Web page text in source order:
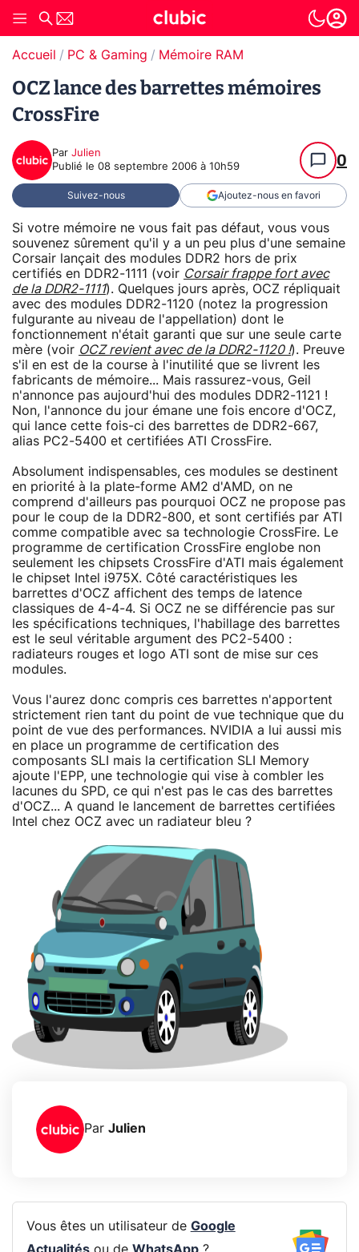
Accueil PC & Gaming Mémoire RAM
OCZ lance des barrettes mémoires
CrossFire
Par Julien
Publié le 08 septembre 2006 à 10h59 0
Suivez-nous Ajoutez-nous en favori
Si votre mémoire ne vous fait pas défaut, vous vous
souvenez sûrement qu'il y a un peu plus d'une semaine
Corsair lançait des modules DDR2 hors de prix
certifiés en DDR2-1111 (voir Corsair frappe fort avec
de la DDR2-1111). Quelques jours après, OCZ répliquait
avec des modules DDR2-1120 (notez la progression
fulgurante au niveau de l'appellation) dont le
fonctionnement n'était garanti que sur une seule carte
mère (voir OCZ revient avec de la DDR2-1120 !). Preuve
s'il en est de la course à l'inutilité que se livrent les
fabricants de mémoire... Mais rassurez-vous, Geil
n'annonce pas aujourd'hui des modules DDR2-1121 !
Non, l'annonce du jour émane une fois encore d'OCZ,
qui lance cette fois-ci des barrettes de DDR2-667,
alias PC2-5400 et certifiées ATI CrossFire.
Absolument indispensables, ces modules se destinent
en priorité à la plate-forme AM2 d'AMD, on ne
comprend d'ailleurs pas pourquoi OCZ ne propose pas
pour le coup de la DDR2-800, et sont certifiés par ATI
comme compatible avec sa technologie CrossFire. Le
programme de certification CrossFire englobe non
seulement les chipsets CrossFire d'ATI mais également
le chipset Intel i975X. Côté caractéristiques les
barrettes d'OCZ affichent des temps de latence
classiques de 4-4-4. Si OCZ ne se différencie pas sur
les spécifications techniques, l'habillage des barrettes
est le seul véritable argument des PC2-5400 :
radiateurs rouges et logo ATI sont de mise sur ces
modules.
Vous l'aurez donc compris ces barrettes n'apportent
strictement rien tant du point de vue technique que du
point de vue des performances. NVIDIA a lui aussi mis
en place un programme de certification des
composants SLI mais la certification SLI Memory
ajoute l'EPP, une technologie qui vise à combler les
lacunes du SPD, ce qui n'est pas le cas des barrettes
d'OCZ... A quand le lancement de barrettes certifiées
Intel chez OCZ avec un radiateur bleu ?
Par Julien
Vous êtes un utilisateur de Google